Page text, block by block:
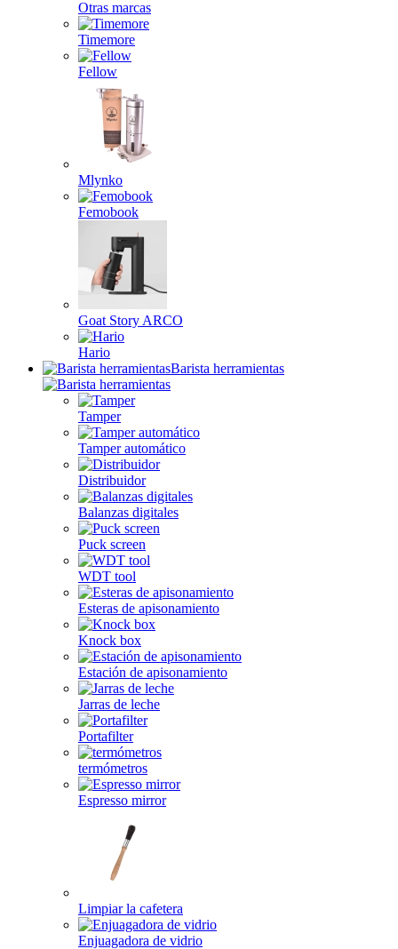
Otras marcas
Timemore
Fellow
Mlynko
Femobook
Goat Story ARCO
Hario
Barista herramientas
Tamper
Tamper automático
Distribuidor
Balanzas digitales
Puck screen
WDT tool
Esteras de apisonamiento
Knock box
Estación de apisonamiento
Jarras de leche
Portafilter
termómetros
Espresso mirror
Limpiar la cafetera
Enjuagadora de vidrio